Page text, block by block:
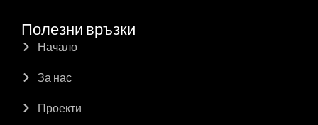
Полезни връзки
Начало
За нас
Проекти